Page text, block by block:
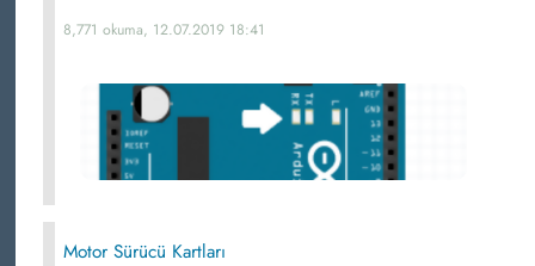
8,771 okuma, 12.07.2019 18:41
Motor Sürücü Kartları